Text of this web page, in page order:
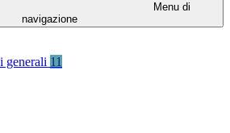
Menu di
navigazione
generali 11